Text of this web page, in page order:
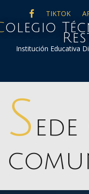
FACEBOOK
TIKTOK
Félix
Institución Educativa
S ede